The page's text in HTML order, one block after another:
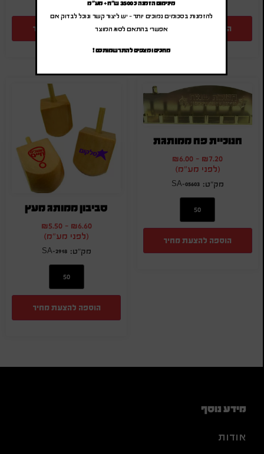
הוספה להצעת מחיר הוספה להצעת מחיר
חנוכיית פח ממותגת
₪7.20
-
₪6.00
(לפני מע"מ)
SA-05603
הוספה להצעת מחיר
סביבון ממותג מעץ
₪6.60
-
₪5.50
(לפני מע"מ)
SA-2918
הוספה להצעת מחיר
מידע נוסף
אודות
מינימום הזמנה כ 3500 ש"ח + מע"מ
להזמנות בסכומים נמוכים יותר – יש ליצור קשר ונוכל לבדוק אם
אפשרי בהתאם לסוג המוצר
מחכים ומצפים להתרשמותכם !